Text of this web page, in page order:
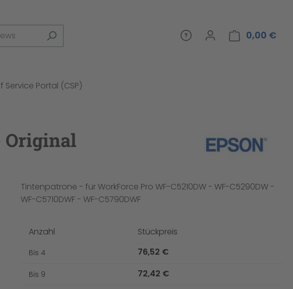
0,00 €
Service Portal (CSP)
Original
Tintenpatrone - für WorkForce Pro WF-C5210DW - WF-C5290DW -
WF-C5710DWF - WF-C5790DWF
Anzahl Stückpreis
Bis 4 76,52 €
Bis 9 72,42 €